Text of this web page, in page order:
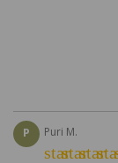
P Puri M.
starstarstar